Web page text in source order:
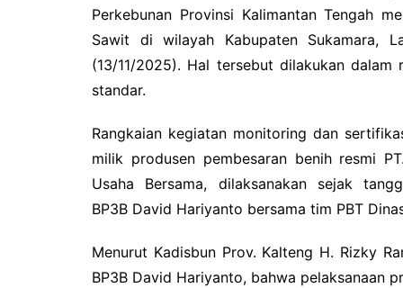
Perkebunan Provinsi Kalimantan Tengah
Sawit di wilayah Kabupaten Sukamara,
(13/11/2025). Hal tersebut dilakukan
standar.
Rangkaian kegiatan monitoring dan
milik produsen pembesaran benih resmi
Usaha Bersama, dilaksanakan sejak
BP3B David Hariyanto bersama tim PBT
Menurut Kadisbun Prov. Kalteng H. Rizky
BP3B David Hariyanto, bahwa pelaksanaan